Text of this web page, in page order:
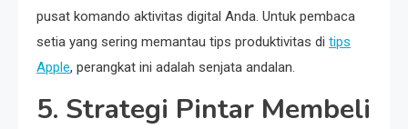
pusat komando aktivitas digital Anda. Untuk pembaca
setia yang sering memantau tips produktivitas di tips
Apple, perangkat ini adalah senjata andalan.
5. Strategi Pintar Membeli